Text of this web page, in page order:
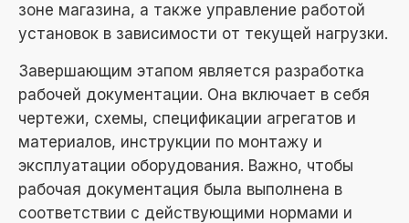
зоне магазина, а также управление работой
установок в зависимости от текущей нагрузки.
Завершающим этапом является разработка
рабочей документации. Она включает в себя
чертежи, схемы, спецификации агрегатов и
материалов, инструкции по монтажу и
эксплуатации оборудования. Важно, чтобы
рабочая документация была выполнена в
соответствии с действующими нормами и